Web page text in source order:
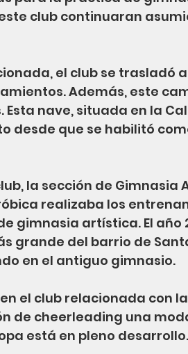
club continuaran
el club se trasladó
Además, este
nave, situada en la
desde que se habilitó
la sección de
realizaba los
gimnasia artística. El año
grande del barrio de
en el antiguo gimnasio.
el club relacionada con
de cheerleading una
está en pleno desarrollo.